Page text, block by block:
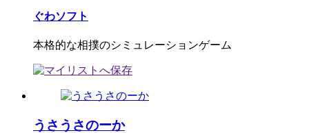
ぐわソフト
本格的な相撲のシミュレーションゲーム
うさうさのーか